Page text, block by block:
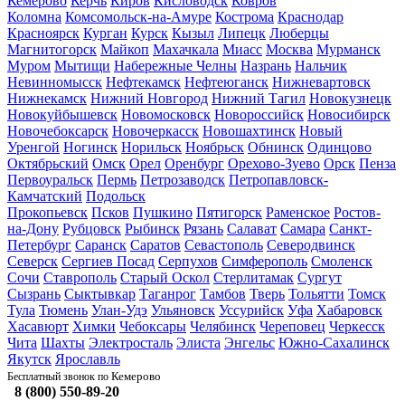
Коломна Комсомольск-на-Амуре Кострома Краснодар
Красноярск Курган Курск Кызыл Липецк Люберцы
Магнитогорск Майкоп Махачкала Миасс Москва Мурманск
Муром Мытищи Набережные Челны Назрань Нальчик
Невинномысск Нефтекамск Нефтеюганск Нижневартовск
Нижнекамск Нижний Новгород Нижний Тагил Новокузнецк
Новокуйбышевск Новомосковск Новороссийск Новосибирск
Новочебоксарск Новочеркасск Новошахтинск Новый
Уренгой Ногинск Норильск Ноябрьск Обнинск Одинцово
Октябрьский Омск Орел Оренбург Орехово-Зуево Орск Пенза
Первоуральск Пермь Петрозаводск Петропавловск-
Камчатский Подольск
Прокопьевск Псков Пушкино Пятигорск Раменское Ростов-
на-Дону Рубцовск Рыбинск Рязань Салават Самара Санкт-
Петербург Саранск Саратов Севастополь Северодвинск
Северск Сергиев Посад Серпухов Симферополь Смоленск
Сочи Ставрополь Старый Оскол Стерлитамак Сургут
Сызрань Сыктывкар Таганрог Тамбов Тверь Тольятти Томск
Тула Тюмень Улан-Удэ Ульяновск Уссурийск Уфа Хабаровск
Хасавюрт Химки Чебоксары Челябинск Череповец Черкесск
Чита Шахты Электросталь Элиста Энгельс Южно-Сахалинск
Якутск Ярославль
Бесплатный звонок по Кемерово
8 (800) 550-89-20